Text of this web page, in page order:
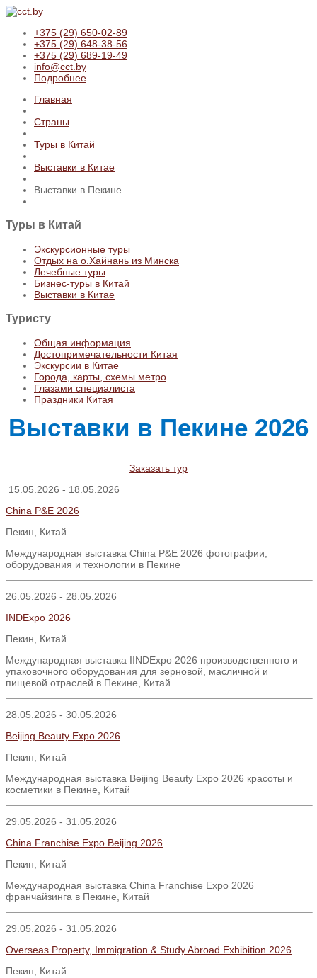
+375 (29) 650-02-89
+375 (29) 648-38-56
+375 (29) 689-19-49
info@cct.by
Подробнее
Главная
Страны
Туры в Китай
Выставки в Китае
Выставки в Пекине
Туры в Китай
Экскурсионные туры
Отдых на о.Хайнань из Минска
Лечебные туры
Бизнес-туры в Китай
Выставки в Китае
Туристу
Общая информация
Достопримечательности Китая
Экскурсии в Китае
Города, карты, схемы метро
Глазами специалиста
Праздники Китая
Выставки в Пекине 2026
Заказать тур
15.05.2026 - 18.05.2026
China P&E 2026
Пекин, Китай
Международная выставка China P&E 2026 фотографии,
оборудования и технологии в Пекине
26.05.2026 - 28.05.2026
INDExpo 2026
Пекин, Китай
Международная выставка IINDExpo 2026 производственного и
упаковочного оборудования для зерновой, масличной и
пищевой отраслей в Пекине, Китай
28.05.2026 - 30.05.2026
Beijing Beauty Expo 2026
Пекин
Китай
Международная выставка Beijing Beauty Expo 2026 красоты и
косметики в Пекине, Китай
29.05.2026 - 31.05.2026
China Franchise Expo Beijing 2026
Пекин
Китай
Международная выставка China Franchise Expo 2026
франчайзинга в Пекине, Китай
29.05.2026 - 31.05.2026
Overseas Property, Immigration & Study Abroad Exhibition 2026
Пекин, Китай